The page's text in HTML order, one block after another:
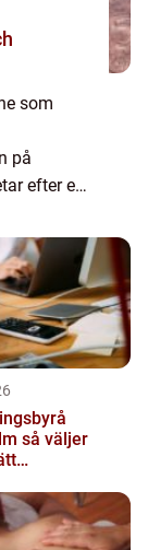
som
på
efter ett
tryggt,